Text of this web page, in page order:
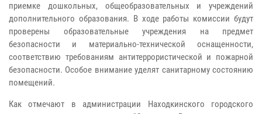
приемке дошкольных, общеобразовательных и учреждений
дополнительного образования. В ходе работы комиссии будут
проверены образовательные учреждения на предмет
безопасности и материально-технической оснащенности,
соответствию требованиям антитеррористической и пожарной
безопасности. Особое внимание уделят санитарному состоянию
помещений.
Как отмечают в администрации Находкинского городского